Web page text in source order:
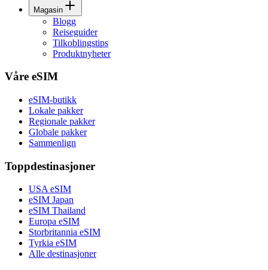
Magasin
Blogg
Reiseguider
Tilkoblingstips
Produktnyheter
Våre eSIM
eSIM-butikk
Lokale pakker
Regionale pakker
Globale pakker
Sammenlign
Toppdestinasjoner
USA eSIM
eSIM Japan
eSIM Thailand
Europa eSIM
Storbritannia eSIM
Tyrkia eSIM
Alle destinasjoner